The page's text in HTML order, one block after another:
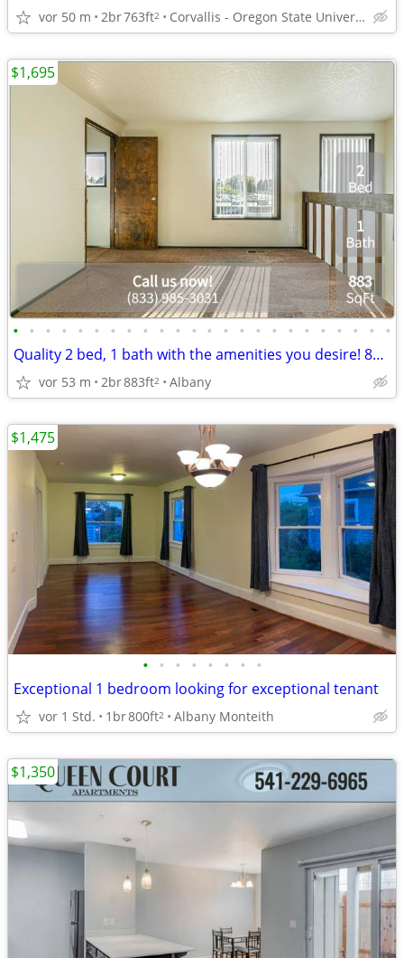
vor 50 m 2br763ft2 Corvallis - Oregon State University
• • • • • • • • • • • • • • • • • • • • • • • •
Quality 2 bed, 1 bath with the amenities you desire! 883 Sq Feet!
vor 53 m 2br883ft2 Albany
$1,695
• • • • • • • •
Exceptional 1 bedroom looking for exceptional tenant
vor 1 Std. 1br800ft2 Albany Monteith
$1,475
$1,350